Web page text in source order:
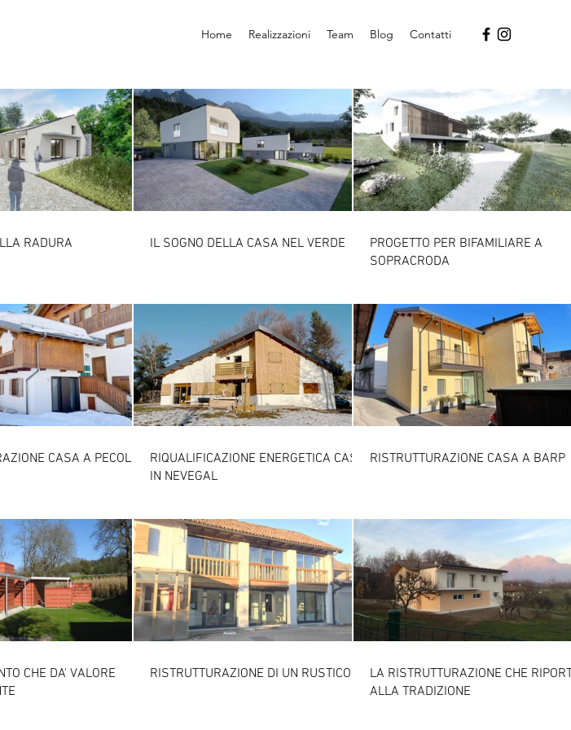
Home Realizzazioni Team Blog Contatti
RADURA IL SOGNO DELLA CASA NEL VERDE
PROGETTO PER BIFAMILIARE A
SOPRACRODA
CASA A PECOL
RIQUALIFICAZIONE ENERGETICA CASA
IN NEVEGAL
RISTRUTTURAZIONE CASA A BARP
CHE DA' VALORE
RISTRUTTURAZIONE DI UN RUSTICO
LA RISTRUTTURAZIONE CHE
ALLA TRADIZIONE